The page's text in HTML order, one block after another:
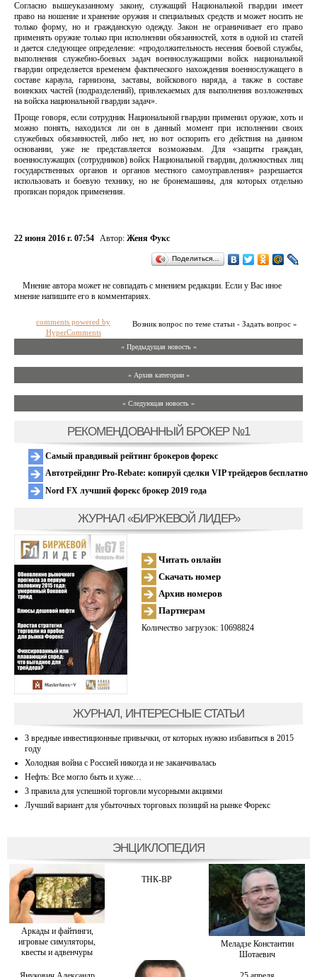
Согласно вышеуказанному закону, служащий Национальной гвардии имеет
право на ношение и хранение оружия и специальных средств и может носить не
только форму, но и гражданскую одежду. Закон не ограничивает его право
применять оружие только при исполнении обязанностей, хотя в одной из статей
и дается следующее определение: «продолжительность несения боевой службы,
выполнения служебно-боевых задач военнослужащими войск национальной
гвардии определяется временем фактического нахождения военнослужащего в
составе караула, гарнизона, заставы, войскового наряда, а также в составе
воинских частей (подразделений), привлекаемых для выполнения возложенных
на войска национальной гвардии задач».
Проще говоря, если сотрудник Национальной гвардии применил оружие, хоть и
можно понять, находился ли он в данный момент при исполнении своих
служебных обязанностей, либо нет, но вот оспорить его действия на данном
основании, уже не представляется возможным. Для «защиты граждан,
военнослужащих (сотрудников) войск Национальной гвардии, должностных лиц
государственных органов и органов местного самоуправления» разрешается
использовать и боевую технику, но не бронемашины, для которых отдельно
прописан порядок применения.
22 июня 2016 г. 07:54 Автор: Женя Фукс
Поделиться…
Мнение автора может не совпадать с мнением редакции. Если у Вас иное
мнение напишите его в комментариях.
Возник вопрос по теме статьи - Задать вопрос »
comments powered by
HyperComments
« Предыдущая новость «
» Архив категории «
» Следующая новость »
РЕКОМЕНДОВАННЫЙ БРОКЕР №1
Самый правдивый рейтинг брокеров форекс
Автотрейдинг Pro-Rebate: копируй сделки VIP трейдеров бесплатно
Nord FX лучший форекс брокер 2019 года
ЖУРНАЛ «БИРЖЕВОЙ ЛИДЕР»
Читать онлайн
Скачать номер
Архив номеров
Партнерам
Количество загрузок: 10698824
ЖУРНАЛ, ИНТЕРЕСНЫЕ СТАТЬИ
3 вредные инвестиционные привычки, от которых нужно избавиться в 2015
году
Холодная война с Россией никогда и не заканчивалась
Нефть: Все могло быть и хуже…
3 правила для успешной торговли мусорными акциями
Лучший вариант для убыточных торговых позиций на рынке Форекс
ЭНЦИКЛОПЕДИЯ
Аркады и файтинги,
игровые симуляторы,
квесты и адвенчуры
ТНК-BP
Меладзе Константин
Шотаевич